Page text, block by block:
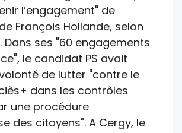
l’engagement" de
François Hollande, selon
Dans ses "60 engagements
le candidat PS avait
de lutter "contre le
dans les contrôles
une procédure
des citoyens". A Cergy, le